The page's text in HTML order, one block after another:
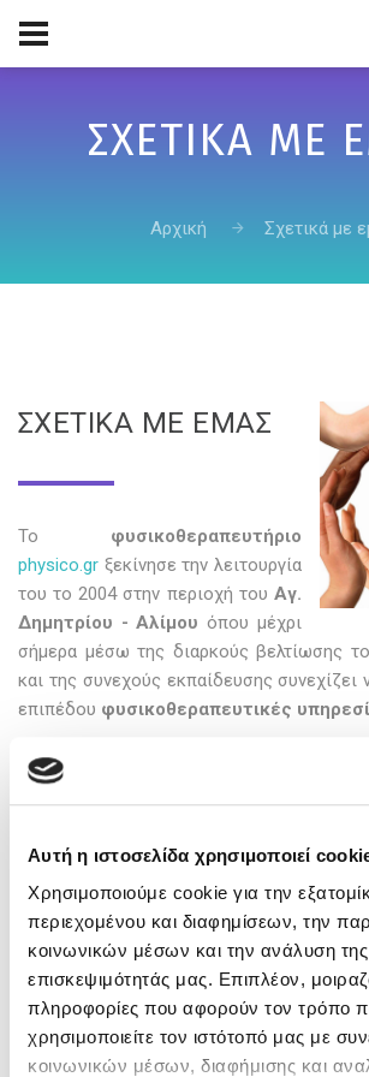
Αυτή η ιστοσελίδα χρησιμοποιεί
Χρησιμοποιούμε cookie για την
περιεχομένου και διαφημίσεων, την
κοινωνικών μέσων και την ανάλυση της
επισκεψιμότητάς μας. Επιπλέον,
πληροφορίες που αφορούν τον τρόπο
χρησιμοποιείτε τον ιστότοπό μας με
κοινωνικών μέσων, διαφήμισης και
ΣΧΕΤΙΚΆ ΜΕ
Αρχική Σχετικά με
ΣΧΕΤΙΚΑ ΜΕ ΕΜΑΣ
Το φυσικοθεραπευτήριο
physico.gr ξεκίνησε την λειτουργία
του το 2004 στην περιοχή του Αγ.
Δημητρίου - Αλίμου όπου μέχρι
σήμερα μέσω της διαρκούς βελτίωσης
και της συνεχούς εκπαίδευσης συνεχίζει
επιπέδου φυσικοθεραπευτικές
Η ΦΙΛΟΣΟΦΙΑ ΜΑΣ
Ο sir. Edmund Hillary μετά την
Έβερεστ είχε δηλώσει: «It is not the
ourselves» (Δεν είναι το βουνό που
αλλά τον ίδιο μας τον εαυτό). Αυτός
- σκοπός της θεραπείας μας
συμμετοχής του ανθρώπουσε